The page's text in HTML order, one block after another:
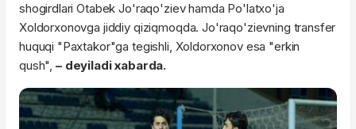
shogirdlari Otabek Jo'raqo'ziev hamda Po'latxo'ja
Xoldorxonovga jiddiy qiziqmoqda. Jo'raqo'zievning transfer
huquqi "Paxtakor"ga tegishli, Xoldorxonov esa "erkin
qush", – deyiladi xabarda.